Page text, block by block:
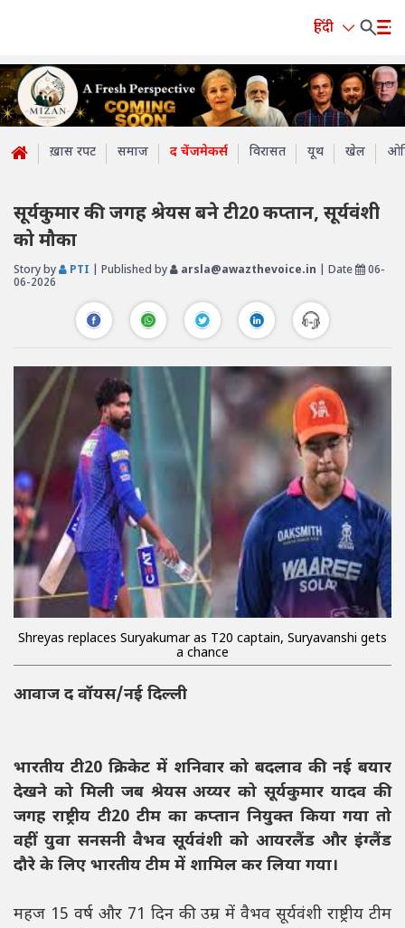
हिंदी
ख़ास रपट समाज द चेंजमेकर्स विरासत यूथ खेल
सूर्यकुमार की जगह श्रेयस बने टी20 कप्तान, सूर्यवंशी
को मौका
Story by PTI | Published by arsla@awazthevoice.in | Date
06-
06-2026
Shreyas replaces Suryakumar as T20 captain, Suryavanshi gets
a chance
आवाज द वॉयस/नई दिल्ली
भारतीय टी20 क्रिकेट में शनिवार को बदलाव की नई बयार
देखने को मिली जब श्रेयस अय्यर को सूर्यकुमार यादव की
जगह राष्ट्रीय टी20 टीम का कप्तान नियुक्त किया गया तो
वहीं युवा सनसनी वैभव सूर्यवंशी को आयरलैंड और इंग्लैंड
दौरे के लिए भारतीय टीम में शामिल कर लिया गया।
महज 15 वर्ष और 71 दिन की उम्र में वैभव सूर्यवंशी राष्ट्रीय टीम